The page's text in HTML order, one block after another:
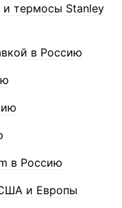
и термосы Stanley
в Россию
в Россию
и Европы